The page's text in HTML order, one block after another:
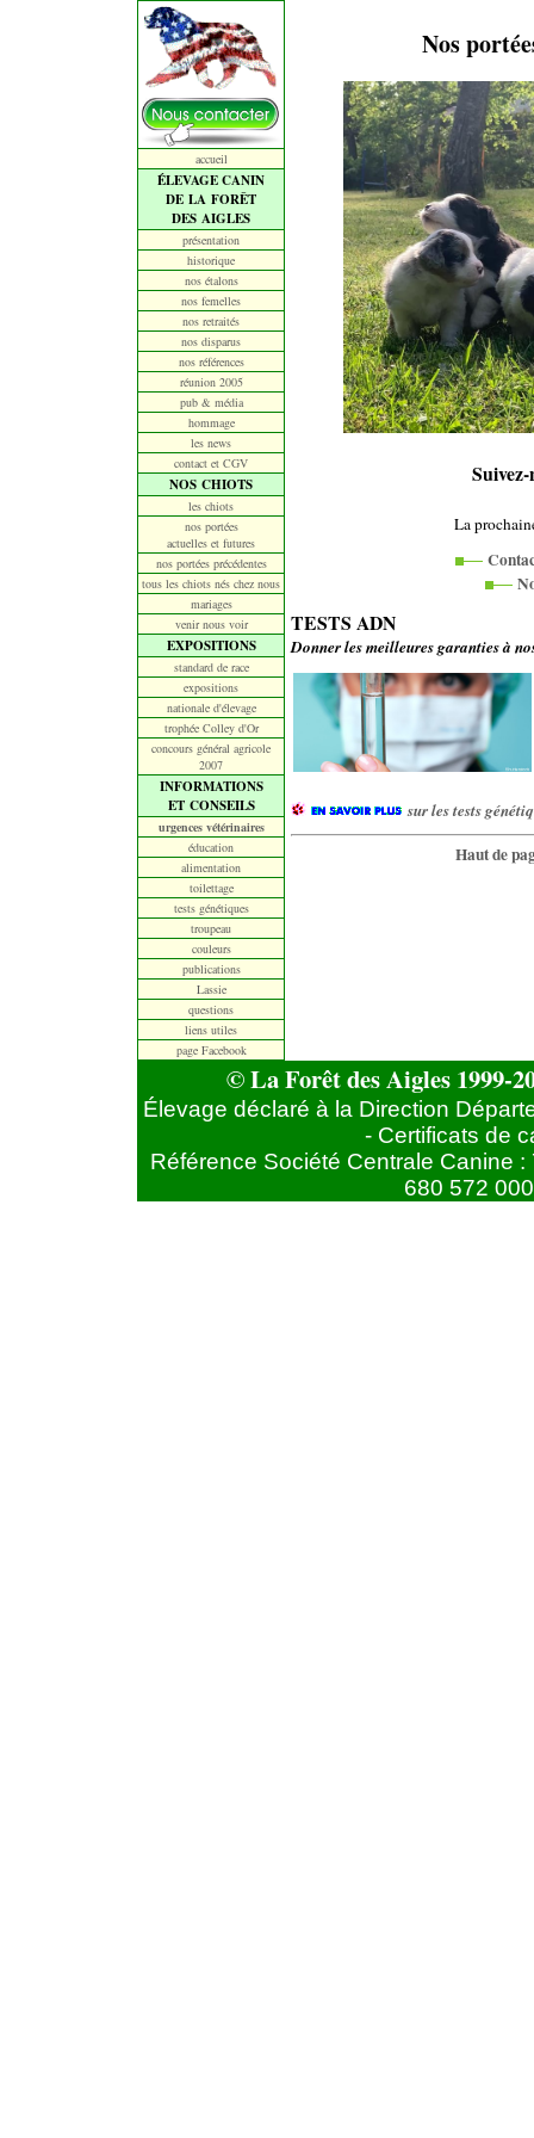
accueil
ÉLEVAGE CANIN
DE LA FORÊT
DES AIGLES
présentation
historique
nos étalons
nos femelles
nos retraités
nos disparus
nos références
réunion 2005
pub & média
hommage
les news
contact et CGV
NOS CHIOTS
les chiots
nos portées
actuelles et futures
nos portées précédentes
tous les chiots nés chez nous
mariages
venir nous voir
EXPOSITIONS
standard de race
expositions
nationale d'élevage
trophée Colley d'Or
concours général agricole
2007
INFORMATIONS
ET CONSEILS
urgences vétérinaires
éducation
alimentation
toilettage
tests génétiques
troupeau
couleurs
publications
Lassie
questions
liens utiles
page Facebook
Nos
La
TESTS ADN
Donner les meilleures garanties à
sur les tests
Haut de
© La Forêt des Aigles 1999-
Élevage déclaré à la Direction
- Certificats de
Référence Société Centrale Canine
680 572